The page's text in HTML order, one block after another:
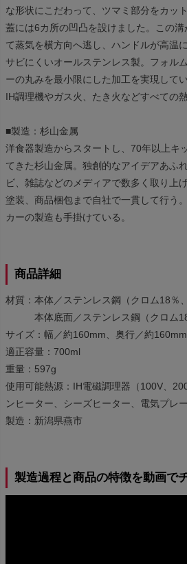
な形状にこだわって、ツマミ部分をカット
蓋には6カ所の凹凸を設けました。この
て蒸気を横方向へ逃し、ハンドルが高温
サビにくいオールステンレス製。フォル
ーの丸みを最小限にした加工を実現してい
IH調理機やガス火、たき火などすべての
■製造：杉山金属
洋食器製造からスタートし、70年以上キ
てきた杉山金属。独創的なアイデアあふ
ビ、雑誌などのメディアで数多く取り上
塗装、商品梱包まで自社で一貫して行う
カーの製造も手掛けている。
商品詳細
材質：本体／ステンレス鋼（クロム18％
本体底面／ステンレス鋼（クロム18
サイズ：幅／約160mm、奥行／約
適正容量：700ml
重量：597g
使用可能熱源：IH電磁調理器（100V、
ンヒーター、シーズヒーター、電気プレ
製造：新潟県燕市
製造過程と商品の特徴を動画で